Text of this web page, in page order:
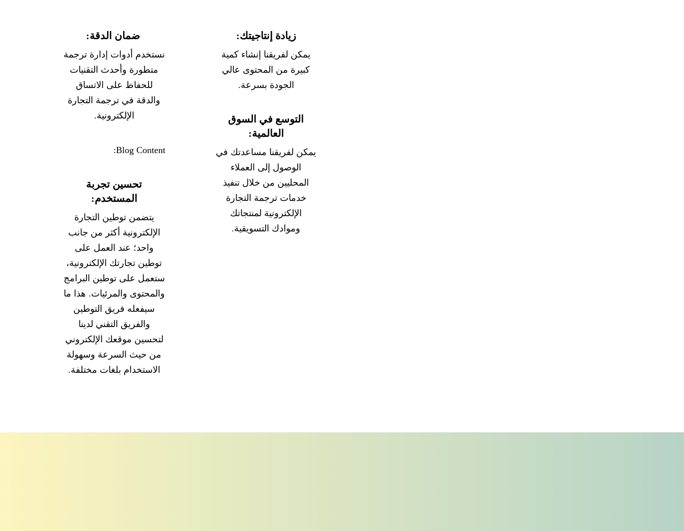
ضمان الدقة:
نستخدم أدوات إدارة ترجمة
متطورة وأحدث التقنيات
للحفاظ على الاتساق
والدقة في ترجمة التجارة
الإلكترونية.
Blog Content:
تحسين تجربة
المستخدم:
يتضمن توطين التجارة
الإلكترونية أكثر من جانب
واحد؛ عند العمل على
توطين تجارتك الإلكترونية،
ستعمل على توطين البرامج
والمحتوى والمرئيات. هذا ما
سيفعله فريق التوطين
والفريق التقني لدينا
لتحسين موقعك الإلكتروني
من حيث السرعة وسهولة
الاستخدام بلغات مختلفة.
زيادة إنتاجيتك:
يمكن لفريقنا إنشاء كمية
كبيرة من المحتوى عالي
الجودة بسرعة.
التوسع في السوق
العالمية:
يمكن لفريقنا مساعدتك في
الوصول إلى العملاء
المحليين من خلال تنفيذ
خدمات ترجمة التجارة
الإلكترونية لمنتجاتك
وموادك التسويقية.